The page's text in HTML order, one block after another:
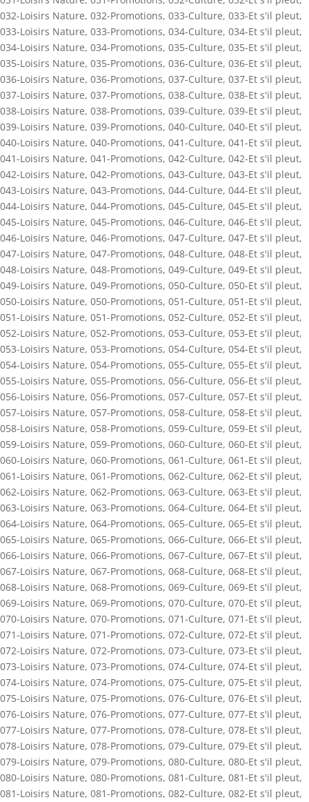
032-Loisirs Nature, 032-Promotions, 033-Culture, 033-Et s'il pleut,
033-Loisirs Nature, 033-Promotions, 034-Culture, 034-Et s'il pleut,
034-Loisirs Nature, 034-Promotions, 035-Culture, 035-Et s'il pleut,
035-Loisirs Nature, 035-Promotions, 036-Culture, 036-Et s'il pleut,
036-Loisirs Nature, 036-Promotions, 037-Culture, 037-Et s'il pleut,
037-Loisirs Nature, 037-Promotions, 038-Culture, 038-Et s'il pleut,
038-Loisirs Nature, 038-Promotions, 039-Culture, 039-Et s'il pleut,
039-Loisirs Nature, 039-Promotions, 040-Culture, 040-Et s'il pleut,
040-Loisirs Nature, 040-Promotions, 041-Culture, 041-Et s'il pleut,
041-Loisirs Nature, 041-Promotions, 042-Culture, 042-Et s'il pleut,
042-Loisirs Nature, 042-Promotions, 043-Culture, 043-Et s'il pleut,
043-Loisirs Nature, 043-Promotions, 044-Culture, 044-Et s'il pleut,
044-Loisirs Nature, 044-Promotions, 045-Culture, 045-Et s'il pleut,
045-Loisirs Nature, 045-Promotions, 046-Culture, 046-Et s'il pleut,
046-Loisirs Nature, 046-Promotions, 047-Culture, 047-Et s'il pleut,
047-Loisirs Nature, 047-Promotions, 048-Culture, 048-Et s'il pleut,
048-Loisirs Nature, 048-Promotions, 049-Culture, 049-Et s'il pleut,
049-Loisirs Nature, 049-Promotions, 050-Culture, 050-Et s'il pleut,
050-Loisirs Nature, 050-Promotions, 051-Culture, 051-Et s'il pleut,
051-Loisirs Nature, 051-Promotions, 052-Culture, 052-Et s'il pleut,
052-Loisirs Nature, 052-Promotions, 053-Culture, 053-Et s'il pleut,
053-Loisirs Nature, 053-Promotions, 054-Culture, 054-Et s'il pleut,
054-Loisirs Nature, 054-Promotions, 055-Culture, 055-Et s'il pleut,
055-Loisirs Nature, 055-Promotions, 056-Culture, 056-Et s'il pleut,
056-Loisirs Nature, 056-Promotions, 057-Culture, 057-Et s'il pleut,
057-Loisirs Nature, 057-Promotions, 058-Culture, 058-Et s'il pleut,
058-Loisirs Nature, 058-Promotions, 059-Culture, 059-Et s'il pleut,
059-Loisirs Nature, 059-Promotions, 060-Culture, 060-Et s'il pleut,
060-Loisirs Nature, 060-Promotions, 061-Culture, 061-Et s'il pleut,
061-Loisirs Nature, 061-Promotions, 062-Culture, 062-Et s'il pleut,
062-Loisirs Nature, 062-Promotions, 063-Culture, 063-Et s'il pleut,
063-Loisirs Nature, 063-Promotions, 064-Culture, 064-Et s'il pleut,
064-Loisirs Nature, 064-Promotions, 065-Culture, 065-Et s'il pleut,
065-Loisirs Nature, 065-Promotions, 066-Culture, 066-Et s'il pleut,
066-Loisirs Nature, 066-Promotions, 067-Culture, 067-Et s'il pleut,
067-Loisirs Nature, 067-Promotions, 068-Culture, 068-Et s'il pleut,
068-Loisirs Nature, 068-Promotions, 069-Culture, 069-Et s'il pleut,
069-Loisirs Nature, 069-Promotions, 070-Culture, 070-Et s'il pleut,
070-Loisirs Nature, 070-Promotions, 071-Culture, 071-Et s'il pleut,
071-Loisirs Nature, 071-Promotions, 072-Culture, 072-Et s'il pleut,
072-Loisirs Nature, 072-Promotions, 073-Culture, 073-Et s'il pleut,
073-Loisirs Nature, 073-Promotions, 074-Culture, 074-Et s'il pleut,
074-Loisirs Nature, 074-Promotions, 075-Culture, 075-Et s'il pleut,
075-Loisirs Nature, 075-Promotions, 076-Culture, 076-Et s'il pleut,
076-Loisirs Nature, 076-Promotions, 077-Culture, 077-Et s'il pleut,
077-Loisirs Nature, 077-Promotions, 078-Culture, 078-Et s'il pleut,
078-Loisirs Nature, 078-Promotions, 079-Culture, 079-Et s'il pleut,
079-Loisirs Nature, 079-Promotions, 080-Culture, 080-Et s'il pleut,
080-Loisirs Nature, 080-Promotions, 081-Culture, 081-Et s'il pleut,
081-Loisirs Nature, 081-Promotions, 082-Culture, 082-Et s'il pleut,